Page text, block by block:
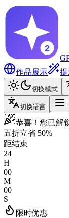
作品展示
切换模式
切换语言
恭喜！您已解
五折立省 50%
距结束
24
H
00
M
00
S
限时优惠